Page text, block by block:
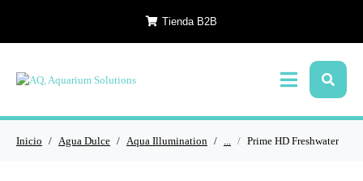
Tienda B2B
Inicio Agua Dulce Aqua Illumination ... Prime HD Freshwater